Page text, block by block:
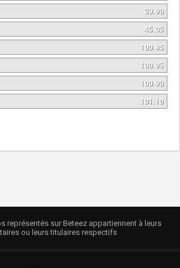
39.90
45.05
100.85
100.95
100.90
101.10
représentés sur Beteez appartiennent à leurs
ou leurs titulaires respectifs